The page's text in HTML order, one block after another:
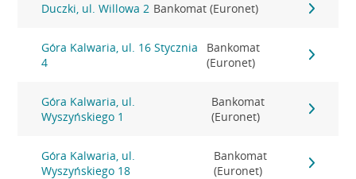
Duczki, ul. Willowa 2 Bankomat (Euronet)
Góra Kalwaria, ul. 16 Stycznia
4
Bankomat
(Euronet)
Góra Kalwaria, ul.
Wyszyńskiego 1
Bankomat
(Euronet)
Góra Kalwaria, ul.
Wyszyńskiego 18
Bankomat
(Euronet)